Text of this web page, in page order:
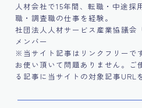
人材会社で15年間、転職・中途採
職・調査職の仕事を経験。
社団法人人材サービス産業協議会
メンバー
※当サイト記事はリンクフリーで
お使い頂いて問題ありません。ご
る記事に当サイトの対象記事URL